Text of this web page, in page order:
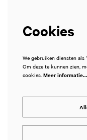
Cookies
We gebruiken diensten als
Om deze te kunnen zien,
cookies. Meer informatie…